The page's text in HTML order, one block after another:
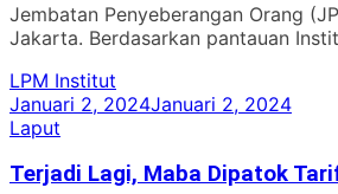
Jembatan Penyeberangan Orang
Jakarta. Berdasarkan pantauan
LPM Institut
Januari 2, 2024Januari 2, 2024
Laput
Terjadi Lagi, Maba Dipatok